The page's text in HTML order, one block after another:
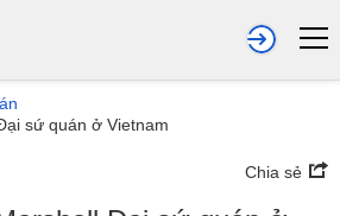
sứ quán ở Vietnam
Chia sẻ